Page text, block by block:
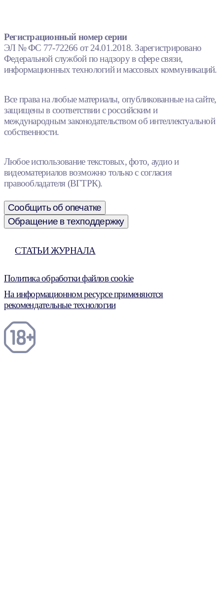
Регистрационный номер серии
ЭЛ № ФС 77-72266 от 24.01.2018. Зарегистрировано
Федеральной службой по надзору в сфере связи,
информационных технологий и массовых коммуникаций.
Все права на любые материалы, опубликованные на сайте,
защищены в соответствии с российским и
международным законодательством об интеллектуальной
собственности.
Любое использование текстовых, фото, аудио и
видеоматериалов возможно только с согласия
правообладателя (ВГТРК).
Сообщить об опечатке
Обращение в техподдержку
СТАТЬИ ЖУРНАЛА
Политика обработки файлов cookie
На информационном ресурсе применяются
рекомендательные технологии